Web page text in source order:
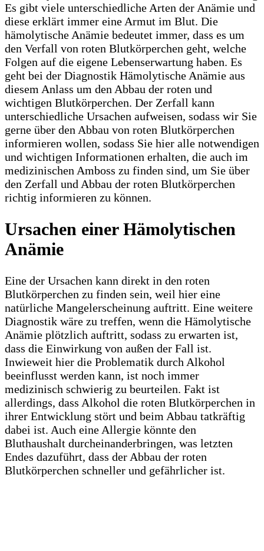
Es gibt viele unterschiedliche Arten der Anämie und
diese erklärt immer eine Armut im Blut. Die
hämolytische Anämie bedeutet immer, dass es um
den Verfall von roten Blutkörperchen geht, welche
Folgen auf die eigene Lebenserwartung haben. Es
geht bei der Diagnostik Hämolytische Anämie aus
diesem Anlass um den Abbau der roten und
wichtigen Blutkörperchen. Der Zerfall kann
unterschiedliche Ursachen aufweisen, sodass wir Sie
gerne über den Abbau von roten Blutkörperchen
informieren wollen, sodass Sie hier alle notwendigen
und wichtigen Informationen erhalten, die auch im
medizinischen Amboss zu finden sind, um Sie über
den Zerfall und Abbau der roten Blutkörperchen
richtig informieren zu können.
Ursachen einer Hämolytischen
Anämie
Eine der Ursachen kann direkt in den roten
Blutkörperchen zu finden sein, weil hier eine
natürliche Mangelerscheinung auftritt. Eine weitere
Diagnostik wäre zu treffen, wenn die Hämolytische
Anämie plötzlich auftritt, sodass zu erwarten ist,
dass die Einwirkung von außen der Fall ist.
Inwieweit hier die Problematik durch Alkohol
beeinflusst werden kann, ist noch immer
medizinisch schwierig zu beurteilen. Fakt ist
allerdings, dass Alkohol die roten Blutkörperchen in
ihrer Entwicklung stört und beim Abbau tatkräftig
dabei ist. Auch eine Allergie könnte den
Bluthaushalt durcheinanderbringen, was letzten
Endes dazuführt, dass der Abbau der roten
Blutkörperchen schneller und gefährlicher ist.